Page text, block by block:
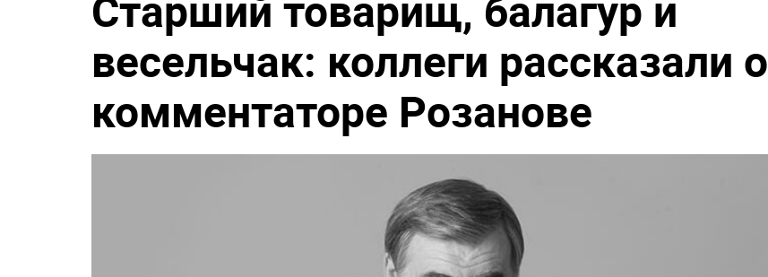
весельчак: коллеги рассказали о
комментаторе Розанове